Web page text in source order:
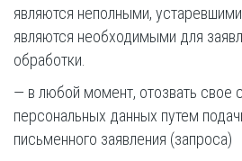
являются неполными,
являются необходимыми для
обработки.
— в любой момент, отозвать свое
персональных данных путем
письменного заявления (запроса)